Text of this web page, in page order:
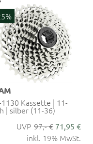
1130 Kassette | 11-
| silber (11-36)
97,- € 71,95 €
inkl. 19% MwSt.